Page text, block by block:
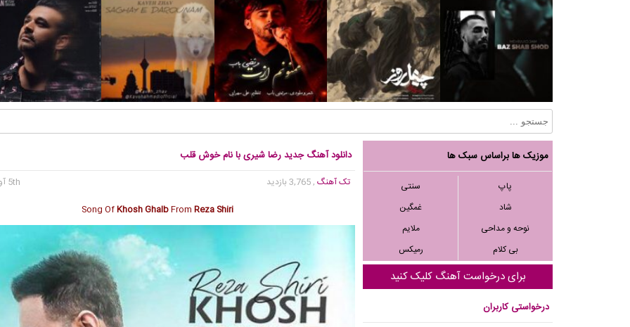
موزیک ها براساس سبک ها
پاپ
سنتی
شاد
غمگین
نوحه و مداحی
ملایم
بی کلام
رمیکس
برای درخواست آهنگ کلیک کنید
درخواستی کاربران
دانلود آهنگ جدید رضا شیری با نام خوش قلب
تک آهنگ, 3,765 بازدید
5th آوریل 2020
Song OfKhosh GhalbFromReza Shiri